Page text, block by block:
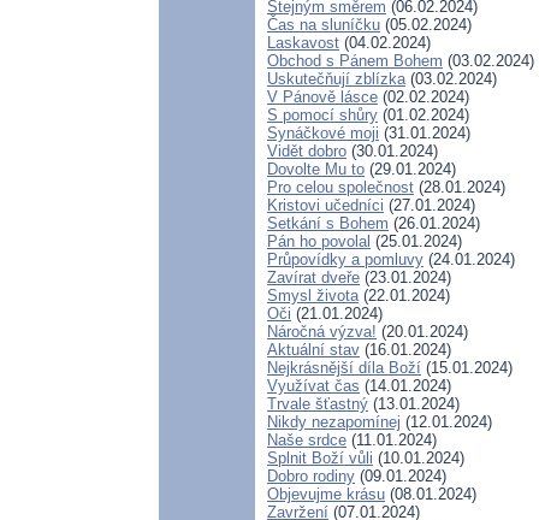
Stejným směrem (06.02.2024)
Čas na sluníčku (05.02.2024)
Laskavost (04.02.2024)
Obchod s Pánem Bohem (03.02.2024)
Uskutečňují zblízka(03.02.2024)
V Pánově lásce (02.02.2024)
S pomocí shůry (01.02.2024)
Synáčkové moji (31.01.2024)
Vidět dobro (30.01.2024)
Dovolte Mu to (29.01.2024)
Pro celou společnost (28.01.2024)
Kristovi učedníci (27.01.2024)
Setkání s Bohem (26.01.2024)
Pán ho povolal (25.01.2024)
Průpovídky a pomluvy (24.01.2024)
Zavírat dveře (23.01.2024)
Smysl života(22.01.2024)
Oči (21.01.2024)
Náročná výzva! (20.01.2024)
Aktuální stav (16.01.2024)
Nejkrásnější díla Boží (15.01.2024)
Využívat čas (14.01.2024)
Trvale šťastný (13.01.2024)
Nikdy nezapomínej (12.01.2024)
Naše srdce (11.01.2024)
Splnit Boží vůli (10.01.2024)
Dobro rodiny (09.01.2024)
Objevujme krásu (08.01.2024)
Zavržení (07.01.2024)